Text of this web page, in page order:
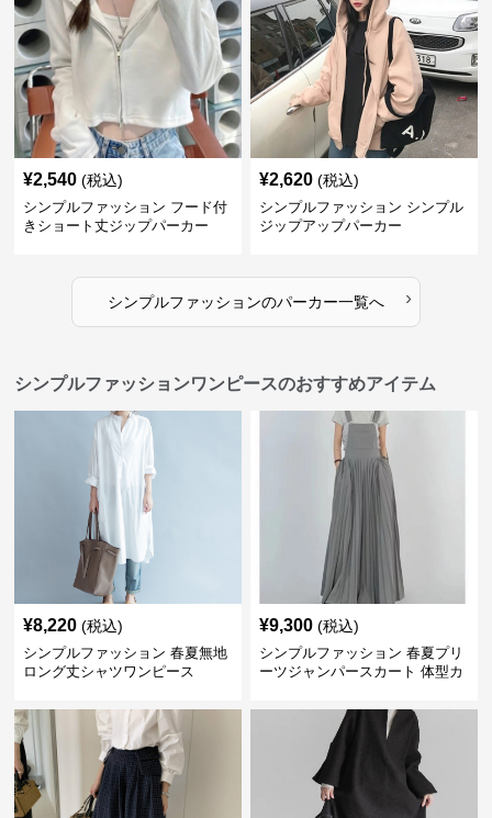
¥2,540 (税込)
シンプルファッション フード付
きショート丈ジップパーカー
¥2,620 (税込)
シンプルファッション シンプル
ジップアップパーカー
シンプルファッションのパーカー一覧へ ›
シンプルファッションワンピースのおすすめアイテム
¥8,220 (税込)
シンプルファッション 春夏無地
ロング丈シャツワンピース
¥9,300 (税込)
シンプルファッション 春夏プリ
ーツジャンパースカート 体型カ